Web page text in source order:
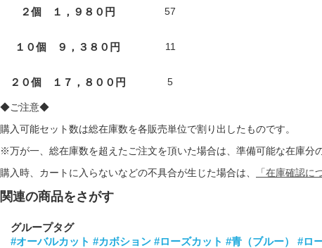
２個 １，９８０円 57
１０個 ９，３８０円 11
２０個 １７，８００円 5
◆ご注意◆
購入可能セット数は総在庫数を各販売単位で割り出したものです。
※万が一、総在庫数を超えたご注文を頂いた場合は、準備可能な在庫分
購入時、カートに入らないなどの不具合が生じた場合は、
「在庫確認に
関連の商品をさがす
グループタグ
#オーバルカット #カボション #ローズカット #青（ブルー） #ロ